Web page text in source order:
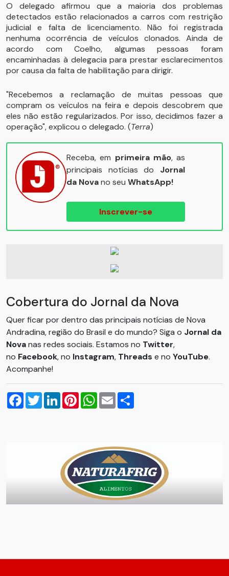
O delegado afirmou que a maioria dos problemas
detectados estão relacionados a carros com restrição
judicial e falta de licenciamento. Não foi registrada
nenhuma ocorrência de veículos clonados. Ainda de
acordo com Coelho, algumas pessoas foram
encaminhadas à delegacia para prestar esclarecimentos
por causa da falta de habilitação para dirigir.
"Recebemos a reclamação de muitas pessoas que
compram os veículos na feira e depois descobrem que
eles não estão regularizados. Por isso, decidimos fazer a
operação", explicou o delegado. (Terra)
Receba, em primeira mão, as
principais notícias do Jornal
da Novano seu WhatsApp!
Inscrever-se
Cobertura do Jornal da Nova
Quer ficar por dentro das principais notícias de Nova
Andradina, região do Brasil e do mundo? Siga o Jornal da
Novanas redes sociais. Estamos no Twitter,
no Facebook, no Instagram, Threads e no YouTube.
Acompanhe!
Facebook
TwitterLinkedInPinterestWhatsApp
Email